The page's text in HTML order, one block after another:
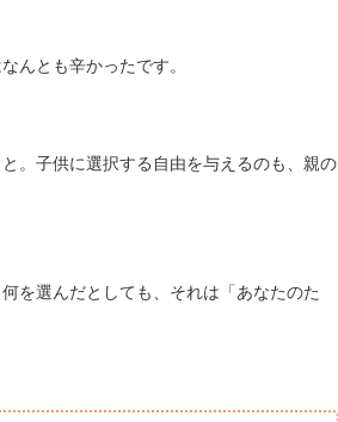
んとも辛かったです。
。子供に選択する自由を与えるのも、親の
を選んだとしても、それは「あなたのた